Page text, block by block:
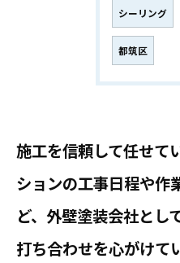
シーリング
都筑区
施工を信頼して任せて
ションの工事日程や作
ど、外壁塗装会社とし
打ち合わせを心がけて